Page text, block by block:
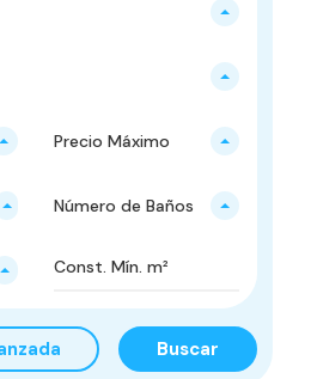
Precio Máximo
Número de Baños
Buscar